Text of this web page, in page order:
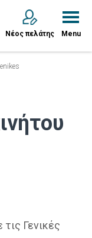
Νέος πελάτης Menu
Γενικές